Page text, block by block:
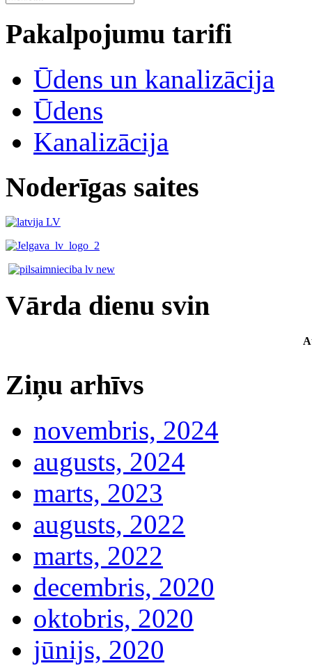
Pakalpojumu tarifi
Ūdens un kanalizācija
Ūdens
Kanalizācija
Noderīgas saites
Vārda dienu svin
Ziņu arhīvs
novembris, 2024
augusts, 2024
marts, 2023
augusts, 2022
marts, 2022
decembris, 2020
oktobris, 2020
jūnijs, 2020